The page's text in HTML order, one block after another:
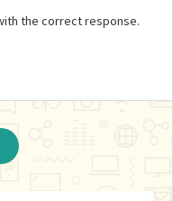
the correct response.
?